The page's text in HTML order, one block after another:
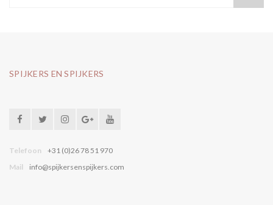
SPIJKERS EN SPIJKERS
Telefoon
+31 (0)26 78 51 970
Mail
info@spijkersenspijkers.com